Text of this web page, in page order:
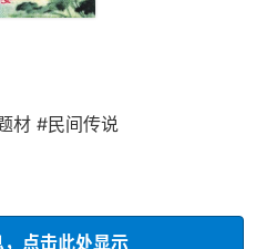
材 #民间传说
点击此处显示